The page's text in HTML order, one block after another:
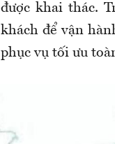
được khai thác.
khách để vận
phục vụ tối ưu